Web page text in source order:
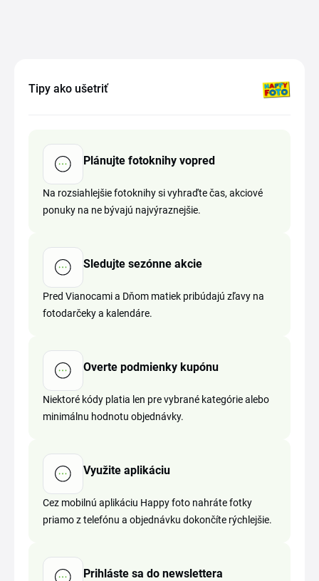
Tipy ako ušetriť
Plánujte fotoknihy vopred
Na rozsiahlejšie fotoknihy si vyhraďte čas, akciové
ponuky na ne bývajú najvýraznejšie.
Sledujte sezónne akcie
Pred Vianocami a Dňom matiek pribúdajú zľavy na
fotodarčeky a kalendáre.
Overte podmienky kupónu
Niektoré kódy platia len pre vybrané kategórie alebo
minimálnu hodnotu objednávky.
Využite aplikáciu
Cez mobilnú aplikáciu Happy foto nahráte fotky
priamo z telefónu a objednávku dokončíte rýchlejšie.
Prihláste sa do newslettera